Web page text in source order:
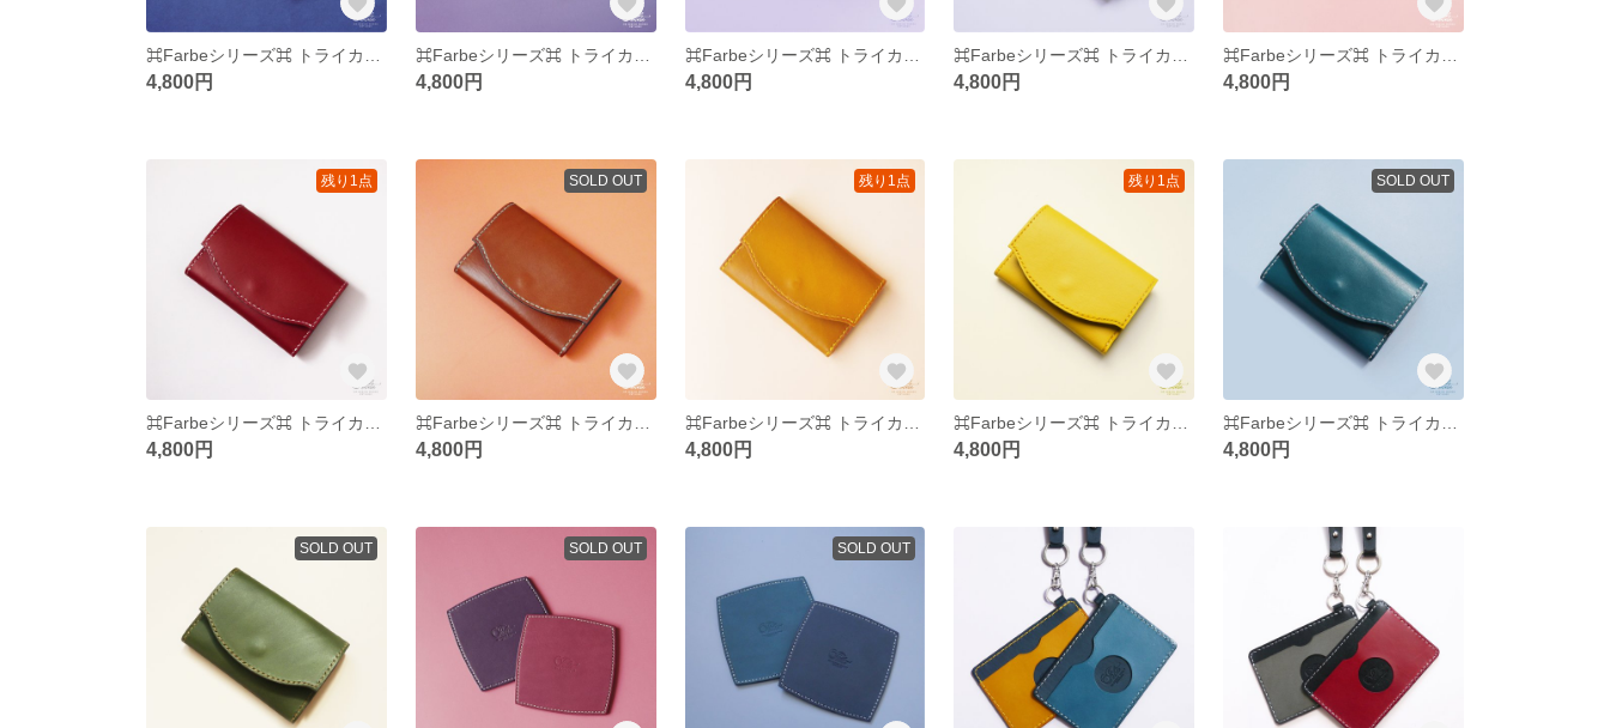
4,800円 4,800円 4,800円 4,800円 4,800円
残り1点
4,800円
SOLD OUT
4,800円
残り1点
4,800円
残り1点
4,800円
SOLD OUT
4,800円
SOLD OUT SOLD OUT SOLD OUT